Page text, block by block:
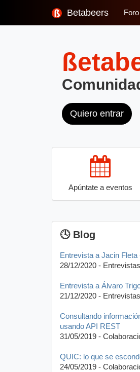
Betabeers Foro
Quiero entrar
Apúntate a eventos
🕓 Blog
Entrevista a Jacin
28/12/2020 - Entrevistas
Entrevista a Álvaro
21/12/2020 - Entrevistas
Consultando
usando API REST
31/05/2019 -
QUIC: lo que se
24/05/2019 -